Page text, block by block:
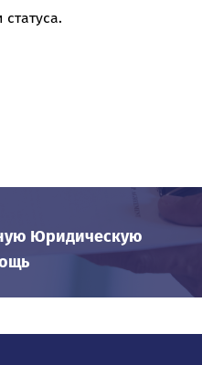
Юридическую